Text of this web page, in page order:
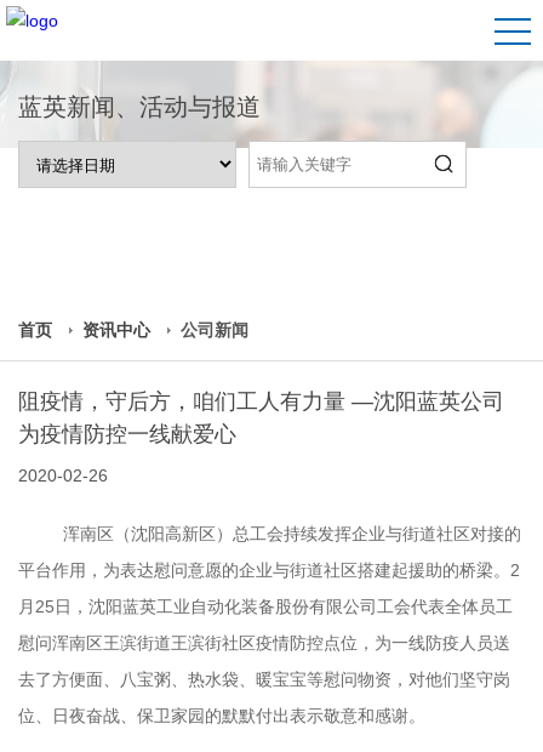
蓝英新闻、活动与报道
首页 资讯中心 公司新闻
阻疫情，守后方，咱们工人有力量 —沈阳蓝英公司
为疫情防控一线献爱心
2020-02-26
浑南区（沈阳高新区）总工会持续发挥企业与街道社区对接的
平台作用，为表达慰问意愿的企业与街道社区搭建起援助的桥梁。 2
月 25日，沈阳蓝英工业自动化装备股份有限公司工会代表全体员工
慰问浑南区王滨街道王滨街社区疫情防控点位，为一线防疫人员送
去了方便面、八宝粥、热水袋、暖宝宝等慰问物资，对他们坚守岗
位、日夜奋战、保卫家园的默默付出表示敬意和感谢。